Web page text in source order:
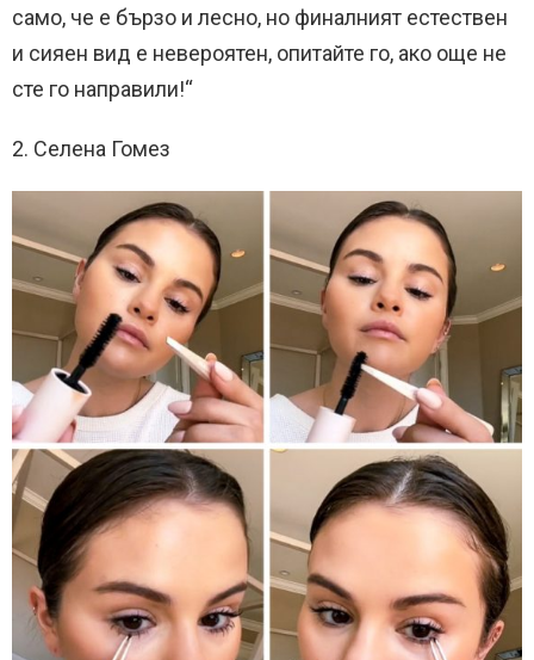
само, че е бързо и лесно, но финалният естествен
и сияен вид е невероятен, опитайте го, ако още не
сте го направили!“
2. Селена Гомез